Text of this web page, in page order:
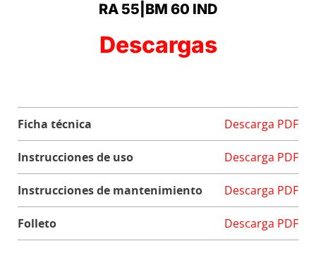
RA 55|BM 60 IND
Descargas
Ficha técnica Descarga PDF
Instrucciones de uso Descarga PDF
Instrucciones de mantenimiento Descarga PDF
Folleto Descarga PDF